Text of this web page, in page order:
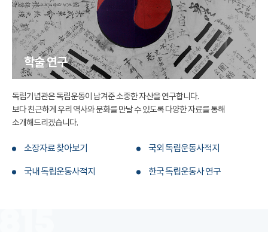
학술 연구
독립기념관은 독립운동이 남겨준 소중한 자산을 연구합니다.
보다 친근하게 우리 역사와 문화를 만날 수 있도록 다양한 자료를 통해
소개해드리겠습니다.
소장자료 찾아보기 국외 독립운동사적지
국내 독립운동사적지 한국 독립운동사 연구